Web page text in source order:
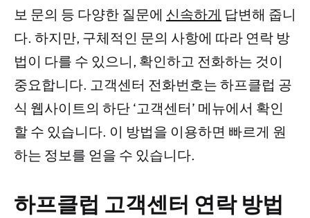
보 문의 등 다양한 질문에 신속하게 답변해 줍니
다. 하지만, 구체적인 문의 사항에 따라 연락 방
법이 다를 수 있으니, 확인하고 전화하는 것이
중요합니다. 고객센터 전화번호는 하프클럽 공
식 웹사이트의 하단 ‘고객센터’ 메뉴에서 확인
할 수 있습니다. 이 방법을 이용하면 빠르게 원
하는 정보를 얻을 수 있습니다.
하프클럽 고객센터 연락 방법